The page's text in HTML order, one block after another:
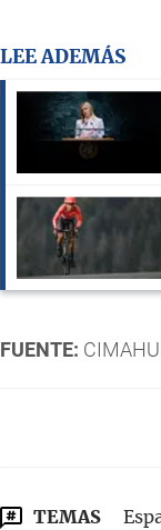
LEE ADEMÁS
FUENTE:
TEMAS